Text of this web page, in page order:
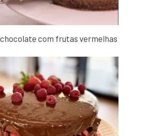
com frutas vermelhas